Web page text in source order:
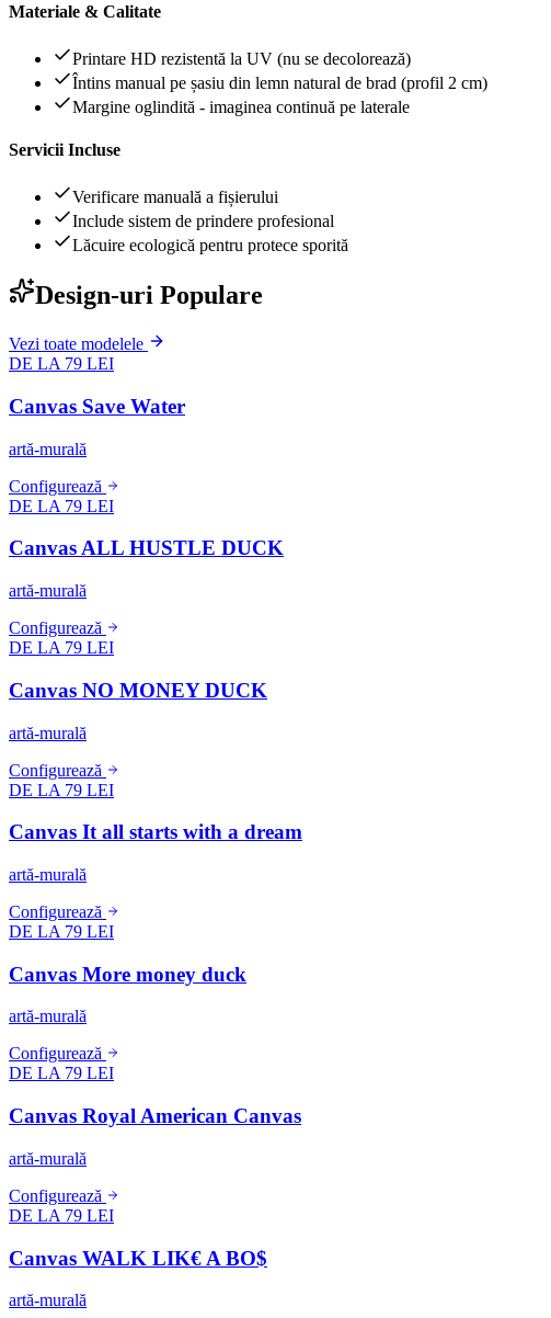
Materiale & Calitate
Printare HD rezistentă la UV (nu se decolorează)
Întins manual pe șasiu din lemn natural de brad (profil 2 cm)
Margine oglindită - imaginea continuă pe laterale
Servicii Incluse
Verificare manuală a fișierului
Include sistem de prindere profesional
Lăcuire ecologică pentru protece sporită
Design-uri Populare
Vezi toate modelele
DE LA 79 LEI
Canvas Save Water
artă-murală
Configurează
DE LA 79 LEI
Canvas ALL HUSTLE DUCK
artă-murală
Configurează
DE LA 79 LEI
Canvas NO MONEY DUCK
artă-murală
Configurează
DE LA 79 LEI
Canvas It all starts with a dream
artă-murală
Configurează
DE LA 79 LEI
Canvas More money duck
artă-murală
Configurează
DE LA 79 LEI
Canvas Royal American Canvas
artă-murală
Configurează
DE LA 79 LEI
Canvas WALK LIK€ A BO$
artă-murală